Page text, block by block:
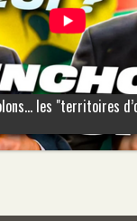
les "territoires